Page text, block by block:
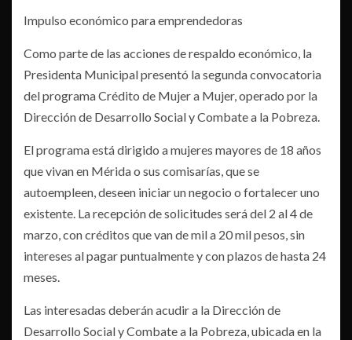
Impulso económico para emprendedoras
Como parte de las acciones de respaldo económico, la
Presidenta Municipal presentó la segunda convocatoria
del programa Crédito de Mujer a Mujer, operado por la
Dirección de Desarrollo Social y Combate a la Pobreza.
El programa está dirigido a mujeres mayores de 18 años
que vivan en Mérida o sus comisarías, que se
autoempleen, deseen iniciar un negocio o fortalecer uno
existente. La recepción de solicitudes será del 2 al 4 de
marzo, con créditos que van de mil a 20 mil pesos, sin
intereses al pagar puntualmente y con plazos de hasta 24
meses.
Las interesadas deberán acudir a la Dirección de
Desarrollo Social y Combate a la Pobreza, ubicada en la